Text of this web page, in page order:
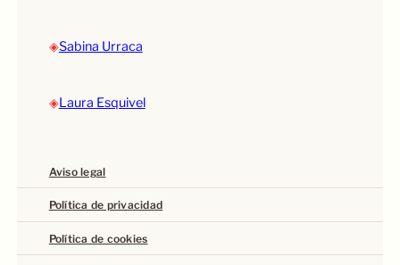
◈Sabina Urraca
◈Laura Esquivel
Aviso legal
Política de privacidad
Política de cookies